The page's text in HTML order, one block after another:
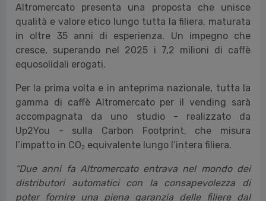
Altromercato presenta una proposta che unisce
qualità e valore etico lungo tutta la filiera, maturata
in oltre 35 anni di esperienza. Un impegno che
cresce, superando nel 2025 i 7,2 milioni di caffè
equosolidali erogati.
Per la prima volta e in anteprima nazionale, tutta la
gamma di caffè Altromercato per il vending sarà
accompagnata da uno studio - realizzato da
Up2You - sulla Carbon Footprint, che misura
l’impatto in CO₂ equivalente lungo l’intera filiera.
“Due anni fa Altromercato entrava nel mondo dei
distributori automatici con la consapevolezza di
poter fornire una piena garanzia delle filiere dal